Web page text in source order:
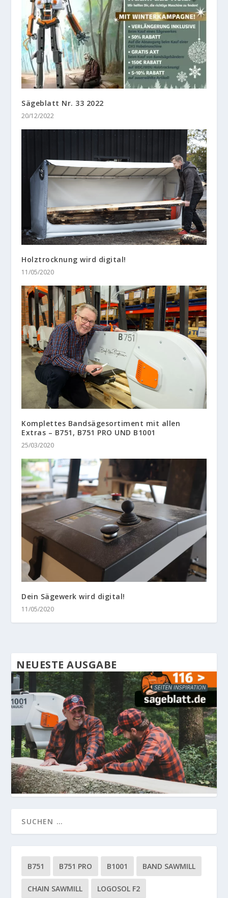
Sägeblatt Nr. 33 2022
20/12/2022
Holztrocknung wird digital!
11/05/2020
Komplettes Bandsägesortiment mit allen
Extras – B751, B751 PRO UND B1001
25/03/2020
Dein Sägewerk wird digital!
11/05/2020
NEUESTE AUSGABE
B751 B751 PRO B1001 BAND SAWMILL
CHAIN SAWMILL LOGOSOL F2